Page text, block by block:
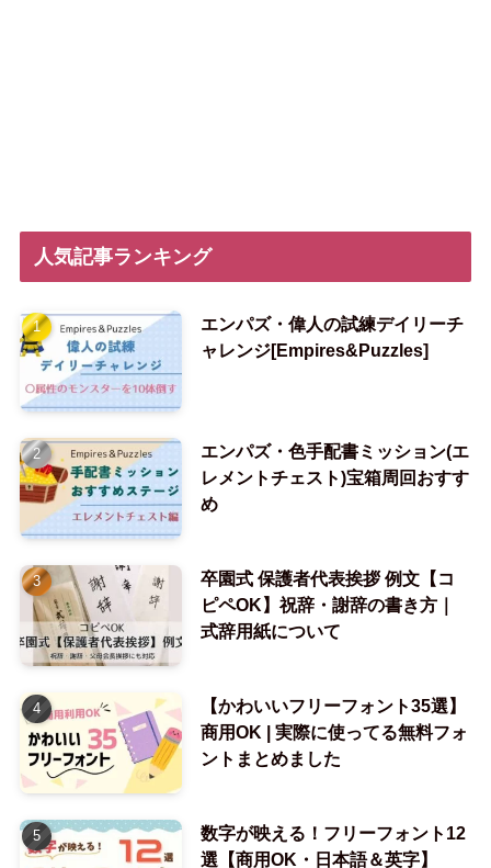
人気記事ランキング
エンパズ・偉人の試練デイリーチ
ャレンジ[Empires&Puzzles]
エンパズ・色手配書ミッション(エ
レメントチェスト)宝箱周回おすす
め
卒園式 保護者代表挨拶 例文【コ
ピペOK】祝辞・謝辞の書き方｜
式辞用紙について
【かわいいフリーフォント35選】
商用OK | 実際に使ってる無料フォ
ントまとめました
数字が映える！フリーフォント12
選【商用OK・日本語＆英字】